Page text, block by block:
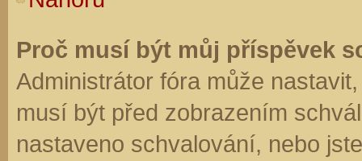
Proč musí být můj příspěvek
Administrátor fóra může
musí být před zobrazením
nastaveno schvalování, nebo